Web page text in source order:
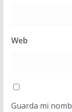
Web
Guarda mi